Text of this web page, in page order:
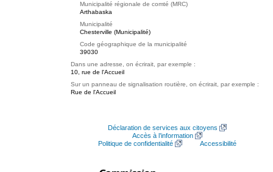
Municipalité régionale de comté (MRC)
Arthabaska
Municipalité
Chesterville (Municipalité)
Code géographique de la municipalité
39030
Dans une adresse, on écrirait, par exemple :
10, rue de l'Accueil
Sur un panneau de signalisation routière, on écrirait, par exemple :
Rue de l'Accueil
Déclaration de services aux citoyens
Accès à l’information
Politique de confidentialité
Accessibilité